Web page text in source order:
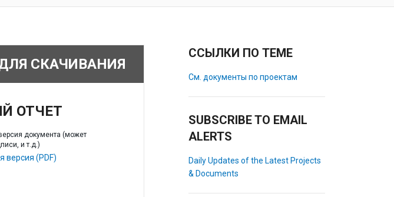
СКАЧИВАНИЯ
ОТЧЕТ
документа (может
и т.д.)
версия (PDF)
ССЫЛКИ ПО ТЕМЕ
См. документы по проектам
SUBSCRIBE TO EMAIL
ALERTS
Daily Updates of the Latest Projects
& Documents